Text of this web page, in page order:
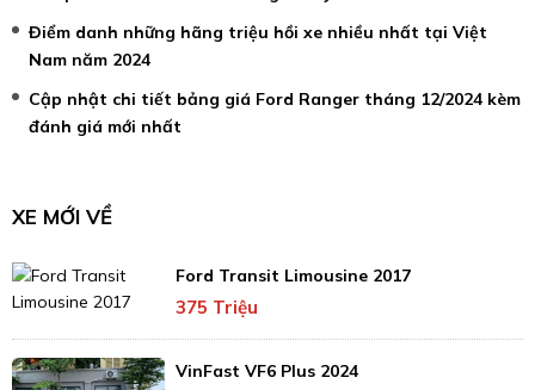
Điểm danh những hãng triệu hồi xe nhiều nhất tại Việt
Nam năm 2024
Cập nhật chi tiết bảng giá Ford Ranger tháng 12/2024 kèm
đánh giá mới nhất
XE MỚI VỀ
Ford Transit Limousine 2017
375 Triệu
VinFast VF6 Plus 2024